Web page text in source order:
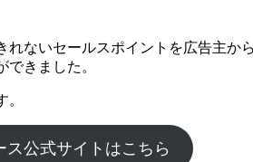
ないセールスポイントを広告主か
きました。
ス公式サイトはこちら